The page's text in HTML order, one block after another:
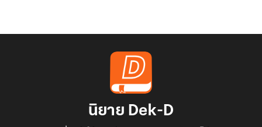
นิยาย Dek-D